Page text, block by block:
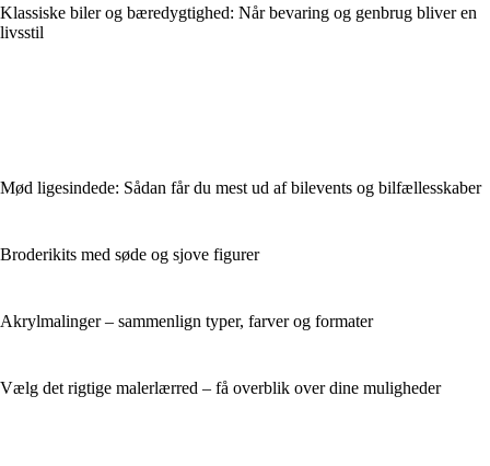
Klassiske biler og bæredygtighed: Når bevaring og genbrug bliver en
livsstil
Mød ligesindede: Sådan får du mest ud af bilevents og bilfællesskaber
Broderikits med søde og sjove figurer
Akrylmalinger – sammenlign typer, farver og formater
Vælg det rigtige malerlærred – få overblik over dine muligheder